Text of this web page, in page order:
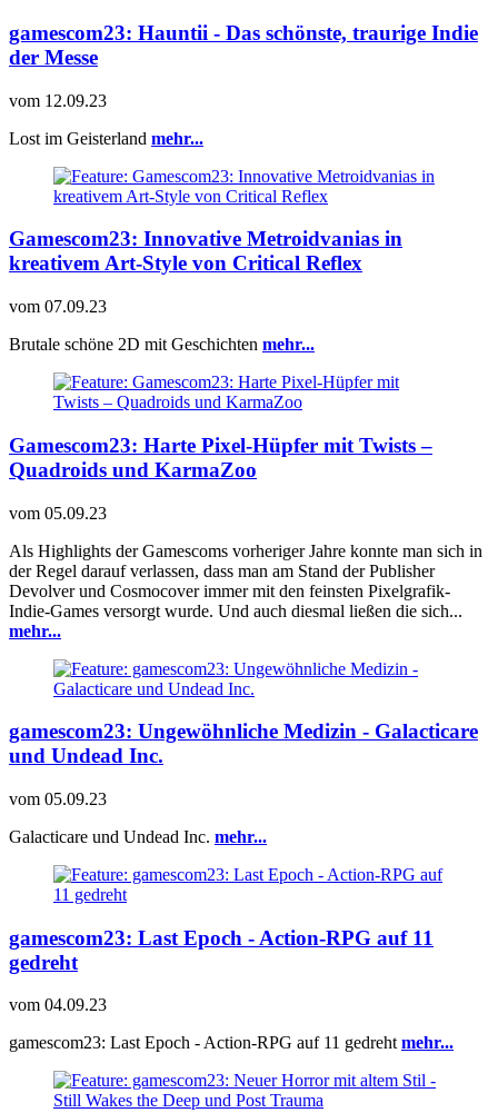
gamescom23: Hauntii - Das schönste, traurige Indie
der Messe
vom 12.09.23
Lost im Geisterland mehr...
Gamescom23: Innovative Metroidvanias in
kreativem Art-Style von Critical Reflex
vom 07.09.23
Brutale schöne 2D mit Geschichten mehr...
Gamescom23: Harte Pixel-Hüpfer mit Twists –
Quadroids und KarmaZoo
vom 05.09.23
Als Highlights der Gamescoms vorheriger Jahre konnte man sich in
der Regel darauf verlassen, dass man am Stand der Publisher
Devolver und Cosmocover immer mit den feinsten Pixelgrafik-
Indie-Games versorgt wurde. Und auch diesmal ließen die sich...
mehr...
gamescom23: Ungewöhnliche Medizin - Galacticare
und Undead Inc.
vom 05.09.23
Galacticare und Undead Inc. mehr...
gamescom23: Last Epoch - Action-RPG auf 11
gedreht
vom 04.09.23
gamescom23: Last Epoch - Action-RPG auf 11 gedrehtmehr...